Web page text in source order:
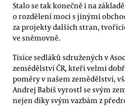
Stalo se tak konečně i na
o rozdělení moci s jinými
za projekty dalších stran,
ve sněmovně.
Tisíce sedláků sdružených v
zemědělství ČR, kteří velmi
poměry v našem zemědělství,
Andrej Babiš vyrostl se svým
nejen díky svým vazbám z